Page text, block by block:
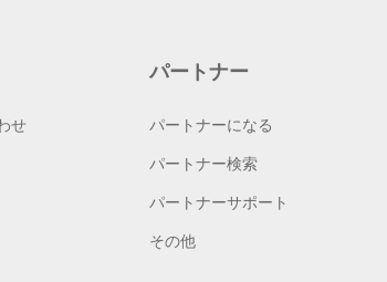
せ
パートナー
パートナーになる
パートナー検索
パートナーサポート
その他